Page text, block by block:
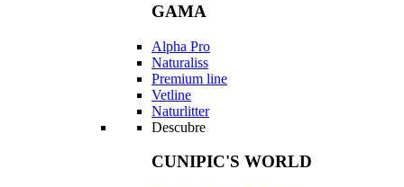
GAMA
Alpha Pro
Naturaliss
Premium line
Vetline
Naturlitter
Descubre
CUNIPIC'S WORLD